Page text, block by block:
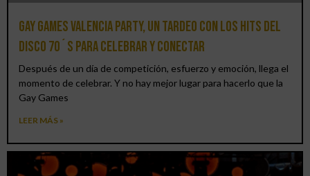
Gay Games Valencia Party, un tardeo con los hits del
DISCO 70´S para celebrar y conectar
Después de un día de competición, esfuerzo y emoción, llega el
momento de celebrar. Y no hay mejor lugar para hacerlo que la
Gay Games
LEER MÁS »